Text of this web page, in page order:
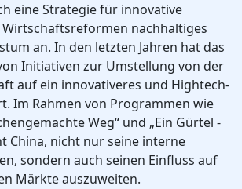
eine Strategie für innovative
nachhaltiges
an. In den letzten Jahren hat das
Initiativen zur Umstellung von der
auf ein innovativeres und Hightech-
Im Rahmen von Programmen wie
Weg“ und „Ein Gürtel -
China, nicht nur seine interne
sondern auch seinen Einfluss auf
Märkte auszuweiten.